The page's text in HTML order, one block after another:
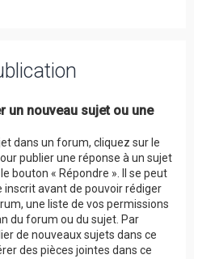
un nouveau sujet ou une
dans un forum, cliquez sur le
publier une réponse à un sujet
bouton « Répondre ». Il se peut
inscrit avant de pouvoir rédiger
une liste de vos permissions
du forum ou du sujet. Par
de nouveaux sujets dans ce
des pièces jointes dans ce